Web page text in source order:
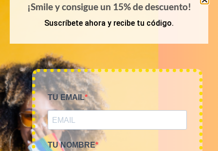
KILOS
Mix camisetas Cartoons
9€/Kg
45,00€–180,00€ (sin IVA)
¡Smile y consigue un 15% de descuento!
Suscríbete ahora y recibe tu código.
TU EMAIL
TU NOMBRE